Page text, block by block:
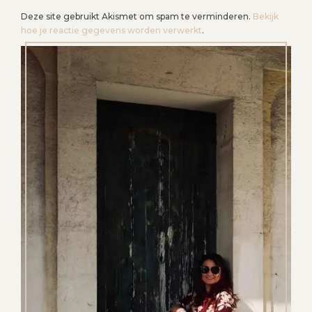
Deze site gebruikt Akismet om spam te verminderen. Bekijk
hoe je reactie gegevens worden verwerkt.